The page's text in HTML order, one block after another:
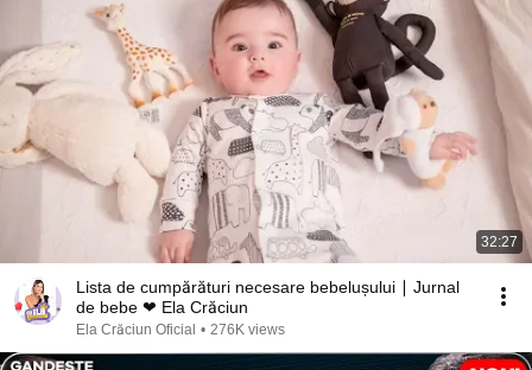
32:27
Lista de cumpărături necesare bebelușului ∣ Jurnal
de bebe ❤ Ela Crăciun
Ela Crăciun Oficial • 276K views